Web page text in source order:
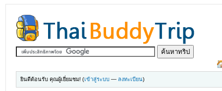
ยินดีต้อนรับ คุณผู้เยี่ยมชม! (เข้าสู่ระบบ — ลงทะเบียน)